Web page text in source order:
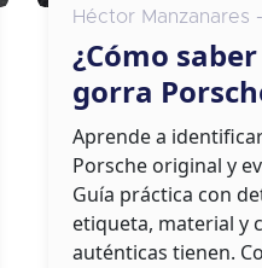
Héctor Manzanares
¿Cómo
gorra
original?
para evitar
Aprende a
Porsche original y
Guía práctica con
etiqueta, material y
auténticas tienen.